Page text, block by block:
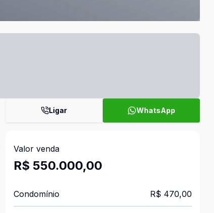
Ligar WhatsApp
Valor venda
R$ 550.000,00
Condomínio R$ 470,00